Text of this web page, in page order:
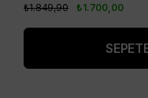
₺1.700,00
₺1.849,90